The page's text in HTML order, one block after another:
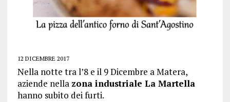
12 DICEMBRE 2017
Nella notte tra l’8 e il 9 Dicembre a Matera,
aziende nella zona industriale La Martella
hanno subito dei furti.